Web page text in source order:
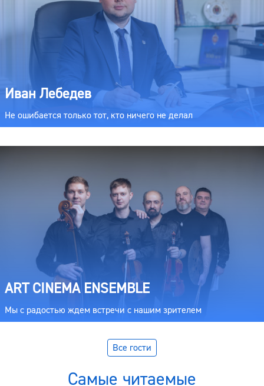
Иван Лебедев
Не ошибается только тот, кто ничего не делал
ART CINEMA ENSEMBLE
Мы с радостью ждем встречи с нашим зрителем
Все гости
Самые читаемые